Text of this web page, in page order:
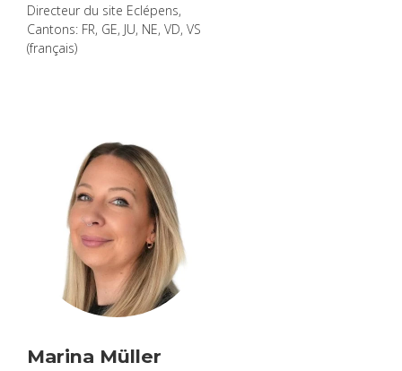
Direc­teur du site Eclé­pens,
Can­tons: FR, GE, JU, NE, VD, VS
(fran­çais)
Marina Mül­ler